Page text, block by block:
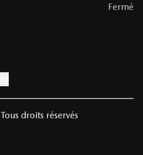
Fermé
Tous droits réservés